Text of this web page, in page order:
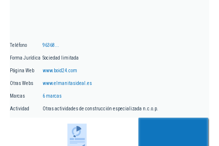
Teléfono 96368...
Forma Jurídica Sociedad limitada
Página Web www.boid24.com
Otras Webs www.elmanitasideal.es
Marcas 6 marcas
Actividad Otras actividades de construcción especializada n.c.o.p.